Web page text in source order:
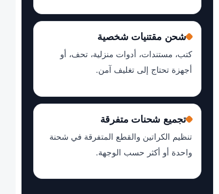
شحن مقتنيات شخصية
كتب، مستندات، أدوات منزلية، تحف، أو
أجهزة تحتاج إلى تغليف آمن.
تجميع شحنات متفرقة
تنظيم الكراتين والقطع المتفرقة في شحنة
واحدة أو أكثر حسب الوجهة.